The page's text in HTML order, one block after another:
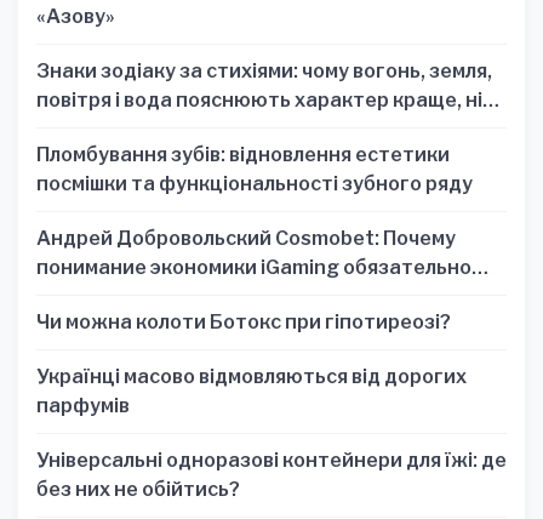
«Азову»
Знаки зодіаку за стихіями: чому вогонь, земля,
повітря і вода пояснюють характер краще, ніж
Пломбування зубів: відновлення естетики
посмішки та функціональності зубного ряду
Андрей Добровольский Cosmobet: Почему
понимание экономики iGaming обязательно
Чи можна колоти Ботокс при гіпотиреозі?
Українці масово відмовляються від дорогих
парфумів
Універсальні одноразові контейнери для їжі: де
без них не обійтись?